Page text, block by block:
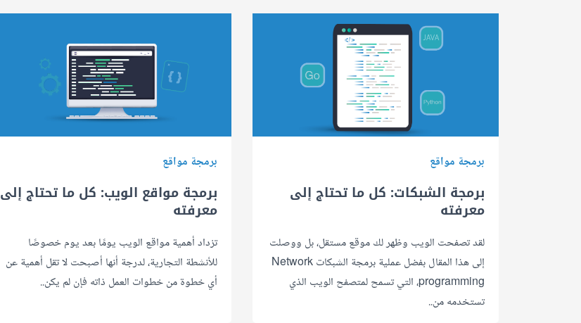
برمجة مواقع
برمجة الشبكات: كل ما تحتاج إلى
معرفته
لقد تصفحت الويب وظهر لك موقع مستقل، بل ووصلت
إلى هذا المقال بفضل عملية برمجة الشبكات Network
programming، التي تسمح لمتصفح الويب الذي
تستخدمه من..
برمجة مواقع
برمجة مواقع الويب: كل ما تحتاج إلى
معرفته
تزداد أهمية مواقع الويب يومًا بعد يوم خصوصًا
للأنشطة التجارية، لدرجة أنها أصبحت لا تقل أهمية عن
أي خطوة من خطوات العمل ذاته فإن لم يكن..